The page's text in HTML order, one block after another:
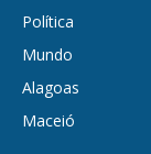
Política
Mundo
Alagoas
Maceió